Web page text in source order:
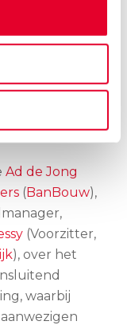
voor een
moment
het
Ad de Jong
(BanBouw),
(Voorzitter,
), over het
waarbij